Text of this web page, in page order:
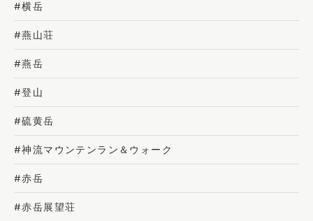
#横岳
#燕山荘
#燕岳
#登山
#硫黄岳
#神流マウンテンラン＆ウォーク
#赤岳
#赤岳展望荘